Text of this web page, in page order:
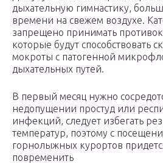
дыхательную гимнастику,
времени на свежем воздухе.
запрещено принимать
которые будут способствовать
мокроты с патогенной
дыхательных путей.
В первый месяц нужно
недопущении простуд или
инфекций, следует избегать
температур, поэтому с
горнолыжных курортов
повременить